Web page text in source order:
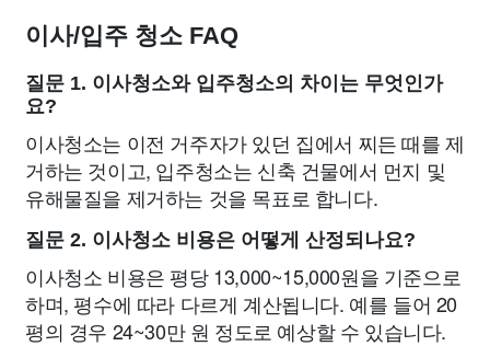
이사/입주 청소 FAQ
질문 1. 이사청소와 입주청소의 차이는 무엇인가
요?
이사청소는 이전 거주자가 있던 집에서 찌든 때를 제
거하는 것이고, 입주청소는 신축 건물에서 먼지 및
유해물질을 제거하는 것을 목표로 합니다.
질문 2. 이사청소 비용은 어떻게 산정되나요?
이사청소 비용은 평당 13,000~15,000원을 기준으로
하며, 평수에 따라 다르게 계산됩니다. 예를 들어 20
평의 경우 24~30만 원 정도로 예상할 수 있습니다.